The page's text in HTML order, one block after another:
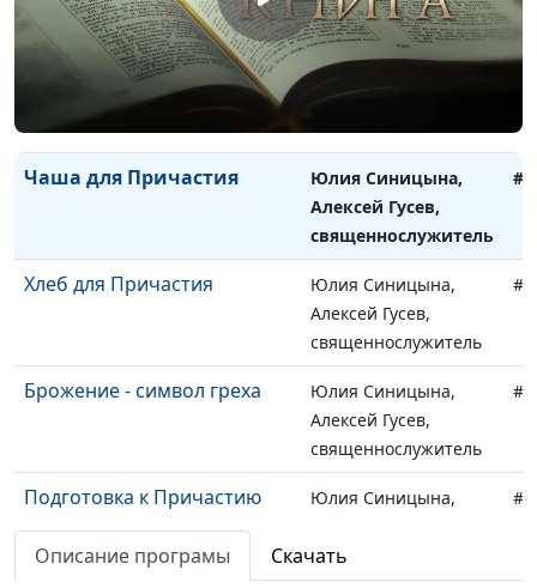
священнослужитель
Что значит причащаться
недостойно?
Юлия Синицына,
Алексей Гусев,
священнослужитель
Чаша для Причастия
Юлия Синицына,
Алексей Гусев,
священнослужитель
Хлеб для Причастия
Юлия Синицына,
Алексей Гусев,
священнослужитель
Брожение - символ греха
Юлия Синицына,
Алексей Гусев,
священнослужитель
Подготовка к Причастию
Юлия Синицына,
священнослужитель
Описание програмы Скачать